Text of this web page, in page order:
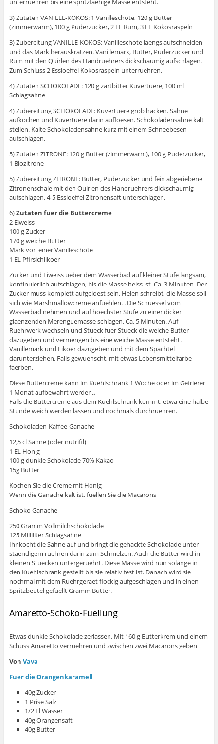
unterruehren bis eine spritzfaehige Masse entsteht.
3) Zutaten VANILLE-KOKOS: 1 Vanilleschote, 120 g Butter
(zimmerwarm), 100 g Puderzucker, 2 EL Rum, 3 EL Kokosraspeln
3) Zubereitung VANILLE-KOKOS: Vanilleschote laengs aufschneiden
und das Mark herauskratzen. Vanillemark, Butter, Puderzucker und
Rum mit den Quirlen des Handruehrers dickschaumig aufschlagen.
Zum Schluss 2 Essloeffel Kokosraspeln unterruehren.
4) Zutaten SCHOKOLADE: 120 g zartbitter Kuvertuere, 100 ml
Schlagsahne
4) Zubereitung SCHOKOLADE: Kuvertuere grob hacken. Sahne
aufkochen und Kuvertuere darin aufloesen. Schokoladensahne kalt
stellen. Kalte Schokoladensahne kurz mit einem Schneebesen
aufschlagen.
5) Zutaten ZITRONE: 120 g Butter (zimmerwarm), 100 g Puderzucker,
1 Biozitrone
5) Zubereitung ZITRONE: Butter, Puderzucker und fein abgeriebene
Zitronenschale mit den Quirlen des Handruehrers dickschaumig
aufschlagen. 4-5 Essloeffel Zitronensaft unterschlagen.
6)Zutaten fuer die Buttercreme
2 Eiweiss
100 g Zucker
170 g weiche Butter
Mark von einer Vanilleschote
1 EL Pfirsichlikoer
Zucker und Eiweiss ueber dem Wasserbad auf kleiner Stufe langsam,
kontinuierlich aufschlagen, bis die Masse heiss ist. Ca. 3 Minuten. Der
Zucker muss komplett aufgeloest sein. Helen schreibt, die Masse soll
sich wie Marshmallowcreme anfuehlen. . Die Schuessel vom
Wasserbad nehmen und auf hoechster Stufe zu einer dicken
glaenzenden Merenguemasse schlagen. Ca. 5 Minuten. Auf
Ruehrwerk wechseln und Stueck fuer Stueck die weiche Butter
dazugeben und vermengen bis eine weiche Masse entsteht.
Vanillemark und Likoer dazugeben und mit dem Spachtel
darunterziehen. Falls gewuenscht, mit etwas Lebensmittelfarbe
faerben.
Diese Buttercreme kann im Kuehlschrank 1 Woche oder im Gefrierer
1 Monat aufbewahrt werden..
Falls die Buttercreme aus dem Kuehlschrank kommt, etwa eine halbe
Stunde weich werden lassen und nochmals durchruehren.
Schokoladen-Kaffee-Ganache
12,5 cl Sahne (oder nutrifil)
1 EL Honig
100 g dunkle Schokolade 70% Kakao
15g Butter
Kochen Sie die Creme mit Honig
Wenn die Ganache kalt ist, fuellen Sie die Macarons
Schoko Ganache
250 Gramm Vollmilchschokolade
125 Milliliter Schlagsahne
Ihr kocht die Sahne auf und bringt die gehackte Schokolade unter
staendigem ruehren darin zum Schmelzen. Auch die Butter wird in
kleinen Stuecken untergeruehrt. Diese Masse wird nun solange in
den Kuehlschrank gestellt bis sie relativ fest ist. Danach wird sie
nochmal mit dem Ruehrgeraet flockig aufgeschlagen und in einen
Spritzbeutel gefuellt Gramm Butter.
Amaretto-Schoko-Fuellung
Etwas dunkle Schokolade zerlassen. Mit 160 g Butterkrem und einem
Schuss Amaretto verruehren und zwischen zwei Macarons geben
Von Vava
Fuer die Orangenkaramell
40g Zucker
1 Prise Salz
1/2 El Wasser
40g Orangensaft
40g Butter